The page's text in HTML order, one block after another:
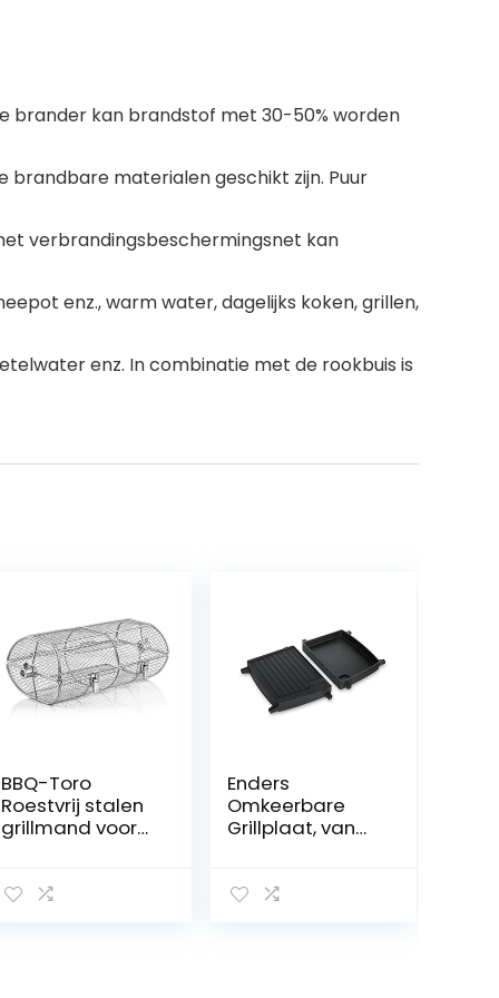
brander kan brandstof met 30-50% worden
brandbare materialen geschikt zijn. Puur
verbrandingsbeschermingsnet kan
enz., warm water, dagelijks koken, grillen,
enz. In combinatie met de rookbuis is
BBQ-Toro
Roestvrij stalen
grillmand voor
universele
Enders
Omkeerbare
Grillplaat, van
grillaccessoires,